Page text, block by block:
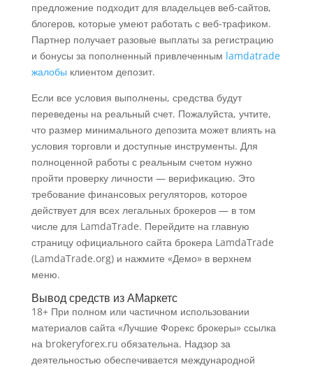
предложение подходит для владельцев веб-сайтов,
блогеров, которые умеют работать с веб-трафиком.
Партнер получает разовые выплаты за регистрацию
и бонусы за пополненный привлеченным lamdatrade
жалобы клиентом депозит.
Если все условия выполнены, средства будут
переведены на реальный счет. Пожалуйста, учтите,
что размер минимального депозита может влиять на
условия торговли и доступные инструменты. Для
полноценной работы с реальным счетом нужно
пройти проверку личности — верификацию. Это
требование финансовых регуляторов, которое
действует для всех легальных брокеров — в том
числе для LamdaTrade. Перейдите на главную
страницу официального сайта брокера LamdaTrade
(LamdaTrade.org) и нажмите «Демо» в верхнем
меню.
Вывод средств из АМаркетс
18+ При полном или частичном использовании
материалов сайта «Лучшие Форекс брокеры» ссылка
на brokeryforex.ru обязательна. Надзор за
деятельностью обеспечивается международной